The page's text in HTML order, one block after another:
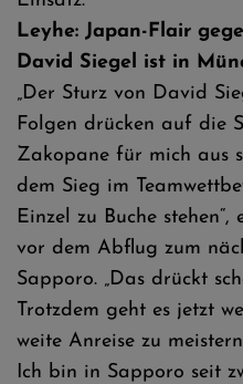
Leyhe: Japan-Flair
David Siegel ist in
„Der Sturz von David
Folgen drücken auf die
Zakopane für mich aus
dem Sieg im
Einzel zu Buche
vor dem Abflug zum
Sapporo. „Das drückt
Trotzdem geht es jetzt
weite Anreise zu
Ich bin in Sapporo seit